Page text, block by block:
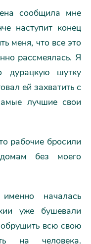
сообщила мне
наступит конец
меня, что все это
рассмеялась. Я
дурацкую шутку
ей захватить с
лучшие свои
рабочие бросили
без моего
началась
уже бушевали
всю свою
на человека.